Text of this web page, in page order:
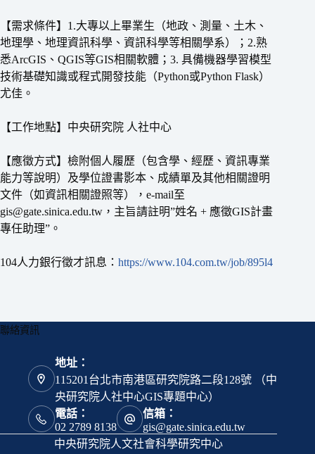
【需求條件】1.大專以上畢業生（地政、測量、土木、
地理學、地理資訊科學、資訊科學等相關學系）；2.熟
悉ArcGIS、QGIS等GIS相關軟體；3. 具備機器學習模型
技術基礎知識或程式開發技能（Python或Python Flask）
尤佳。
【工作地點】中央研究院 人社中心
【應徵方式】檢附個人履歷（包含學、經歷、資訊專業
能力等說明）及學位證書影本、成績單及其他相關證明
文件（如資訊相關證照等），e-mail至
gis@gate.sinica.edu.tw，主旨請註明”姓名 + 應徵GIS計畫
專任助理”。
104人力銀行徵才訊息： https://www.104.com.tw/job/895l4
聯絡資訊
地址：
115201台北市南港區研究院路二段128號 （中
央研究院人社中心GIS專題中心）
電話：
02 2789 8138
信箱：
gis@gate.sinica.edu.tw
中央研究院人文社會科學研究中心